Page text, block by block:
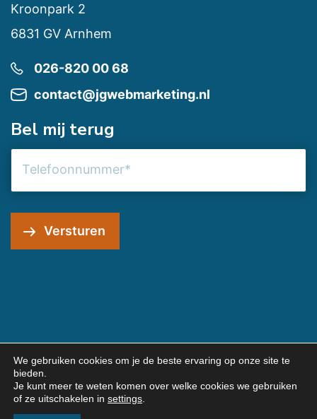
Kroonpark 2
6831 GV Arnhem
026-820 00 68
contact@jgwebmarketing.nl
Bel mij terug
Versturen
© 2026 JG Webmarketing
Algemene voorwaarden
We gebruiken cookies om je de beste ervaring op onze site te
bieden.
Je kunt meer te weten komen over welke cookies we gebruiken
of ze uitschakelen in settings